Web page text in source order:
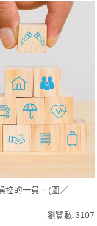
控的一員。(圖／
瀏覽數:3107